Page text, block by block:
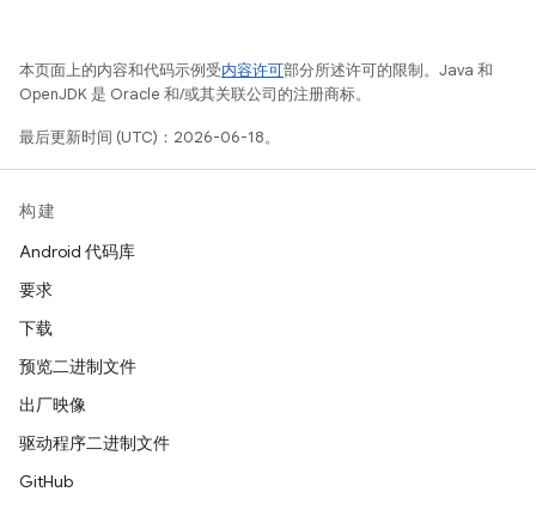
本页面上的内容和代码示例受内容许可部分所述许可的限制。Java 和
OpenJDK 是 Oracle 和/或其关联公司的注册商标。
最后更新时间 (UTC)：2026-06-18。
构建
Android 代码库
要求
下载
预览二进制文件
出厂映像
驱动程序二进制文件
GitHub